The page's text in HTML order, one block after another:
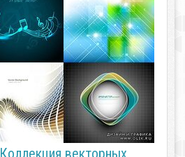
Коллекция векторных